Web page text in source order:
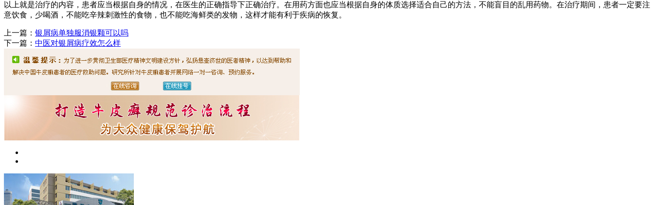
以上就是治疗的内容，患者应当根据自身的情况，在医生的正确指导下正确治疗。在用药方面也应当根据自身的体质选择适合自己的方法，不能盲目的乱用药物。在治疗期间，患者一定要注
意饮食，少喝酒，不能吃辛辣刺激性的食物，也不能吃海鲜类的发物，这样才能有利于疾病的恢复。
上一篇： 银屑病单独服消银颗可以吗
下一篇： 中医对银屑病疗效怎么样